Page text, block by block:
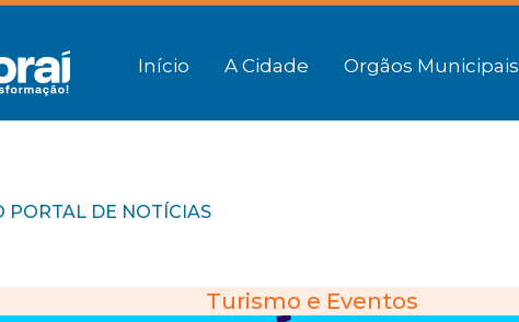
Início A Cidade Orgãos Municipais
PORTAL DE NOTÍCIAS
Turismo e Eventos